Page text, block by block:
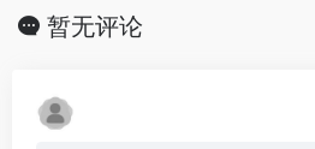
暂无评论